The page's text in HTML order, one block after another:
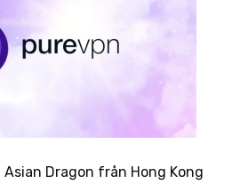
Asian Dragon från Hong Kong